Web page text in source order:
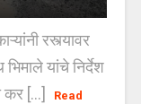
रस्त्यावर
यांचे निर्देश
कर [...]
Read